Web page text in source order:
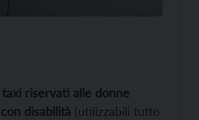
riservati alle donne
disabilità (utilizzabili tutto